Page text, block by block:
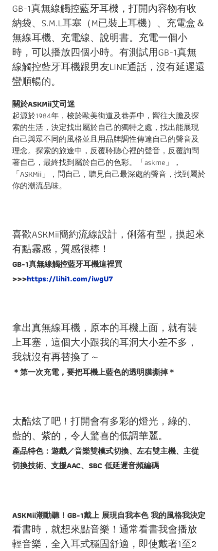
GB-1真無線觸控藍牙耳機，打開內容物有收
納袋、S.M.L耳塞（M已裝上耳機）、充電盒＆
無線耳機、充電線、說明書。充電一個小
時，可以播放四個小時。有測試用GB-1真無
線觸控藍牙耳機跟男友LINE通話，沒有延遲還
蠻順暢的。
關於ASKMii艾司迷
起源於1984年，梭於歐美街道及巷弄中，嚮往大膽及探
索的生活，決定找出屬於自己的獨特之處，找出能展現
自己與眾不同的風格並且用品牌調性傳達自己的聲音及
理念。探索的旅途中，反覆聆聽心裡的聲音，反覆詢問
著自己，最終找到屬於自己的色彩。「askme」，
「ASKMii」，問自己，聽見自己最深處的聲音，找到屬於
你的潮流品味。
喜歡ASKMii簡約流線設計，俐落有型，摸起來
有點霧感，質感很棒！
GB-1真無線觸控藍牙耳機這裡買
>>>https://lihi1.com/iwgU7
拿出真無線耳機，原本的耳機上面，就有裝
上耳塞，這個大小跟我的耳洞大小差不多，
我就沒有再替換了～
＊第一次充電，要把耳機上藍色的透明膜撕掉＊
太酷炫了吧！打開會有多彩的燈光，綠的、
藍的、紫的，令人驚喜的低調華麗。
產品特色：遊戲／音樂雙模式切換、左右雙主機、主從
切換技術、支援AAC、SBC 低延遲音頻編碼
ASKMii潮動聽！GB-1戴上 展現自我本色 我的風格我決定
看書時，就想來點音樂！通常看書我會播放
輕音樂，全入耳式穩固舒適，即使戴著1至2